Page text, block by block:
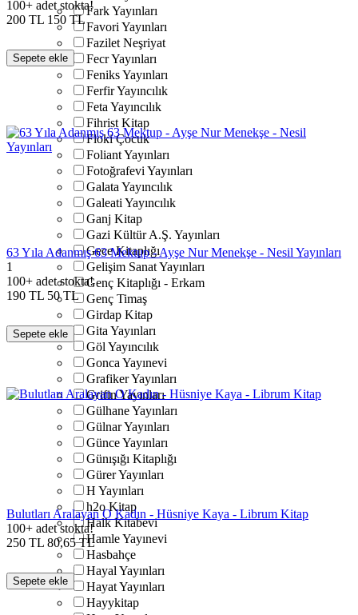
Fark Yayınları
Favori Yayınları
Fazilet Neşriyat
Fecr Yayınları
Feniks Yayınları
Ferfir Yayıncılık
Feta Yayıncılık
Fihrist Kitap
Floki Çocuk
Foliant Yayınları
Fotoğrafevi Yayınları
Galata Yayıncılık
Galeati Yayıncılık
Ganj Kitap
Gazi Kültür A.Ş. Yayınları
Gece Kitaplığı
Gelişim Sanat Yayınları
Genç Kitaplığı - Erkam
Genç Timaş
Girdap Kitap
Gita Yayınları
Göl Yayıncılık
Gonca Yayınevi
Grafiker Yayınları
Grifin Yayınları
Gülhane Yayınları
Gülnar Yayınları
Günce Yayınları
Günışığı Kitaplığı
Gürer Yayınları
H Yayınları
h2o Kitap
Halk Kitabevi
Hamle Yayınevi
Hasbahçe
Hayal Yayınları
Hayat Yayınları
Hayykitap
100+ adet stokta!
200 TL 150 TL
Sepete ekle
63 Yıla Adanmış 63 Mektup - Ayşe Nur Menekşe - Nesil Yayınları
1
100+ adet stokta!
190 TL 50 TL
Sepete ekle
Bulutları Aralayan O Kadın - Hüsniye Kaya - Librum Kitap
100+ adet stokta!
250 TL 80,65 TL
Sepete ekle